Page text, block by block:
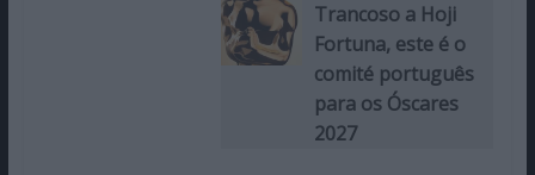
Trancoso a Hoji
Fortuna, este é o
comité português
para os Óscares
2027